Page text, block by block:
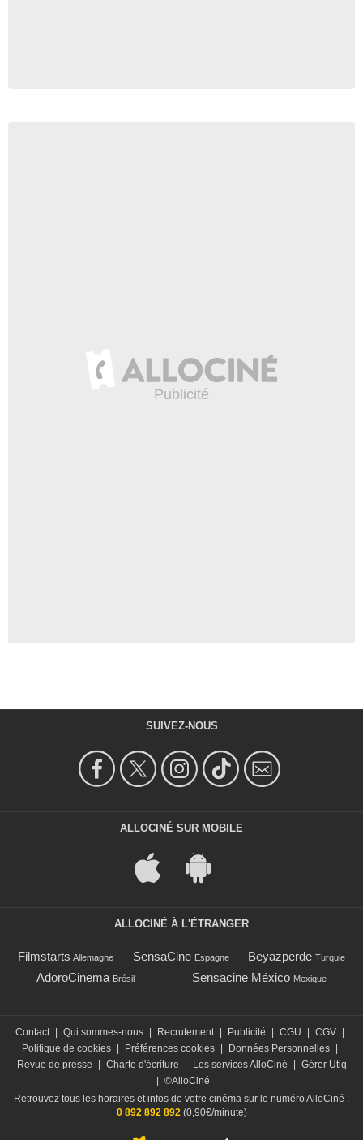
SUIVEZ-NOUS
ALLOCINÉ SUR MOBILE
ALLOCINÉ À L'ÉTRANGER
Filmstarts Allemagne SensaCine Espagne Beyazperde Turquie
AdoroCinema Brésil Sensacine México Mexique
Contact Qui sommes-nous Recrutement Publicité CGU CGV
Politique de cookies
Préférences cookies Données Personnelles
Revue de presse
Charte d'écriture Les services AlloCiné
Gérer Utiq
©AlloCiné
Retrouvez tous les horaires et infos de votre cinéma sur le numéro AlloCiné :
0 892 892 892(0,90€/minute)